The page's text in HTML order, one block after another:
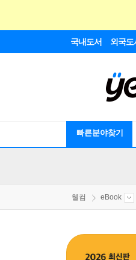
국내도서 외국도
빠른분야찾기
웰컴 eBook